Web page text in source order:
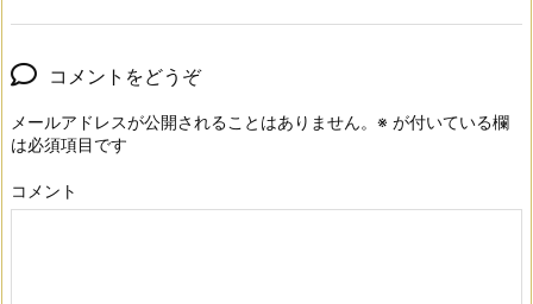
コメントをどうぞ
メールアドレスが公開されることはありません。 ※ が付いている欄
は必須項目です
コメント